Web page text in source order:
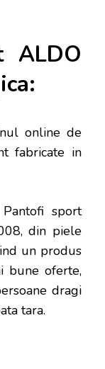
ALDO
online de
fabricate in
sport
din piele
un produs
bune oferte,
dragi
tara.